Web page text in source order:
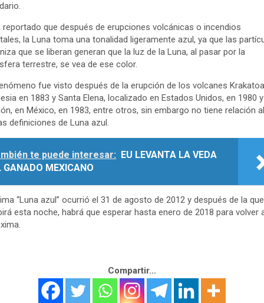
reportado que después de erupciones volcánicas o incendios
la Luna toma una tonalidad ligeramente azul, ya que las
que se liberan generan que la luz de la Luna, al pasar por la
terrestre, se vea de ese color.
fue visto después de la erupción de los volcanes
en 1883 y Santa Elena, localizado en Estados Unidos, en 1980 y
en México, en 1983, entre otros, sin embargo no tiene relación
definiciones de Luna azul.
te puede interesar: EU LEVANTA LA VEDA
GANADO MEXICANO
“Luna azul” ocurrió el 31 de agosto de 2012 y después de la
esta noche, habrá que esperar hasta enero de 2018 para volver
Compartir...